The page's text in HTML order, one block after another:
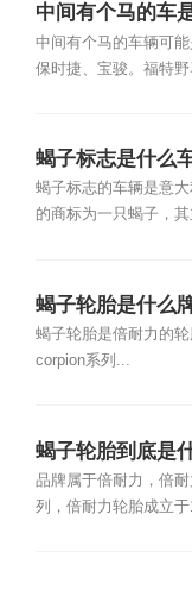
中间有个马的车
中间有个马的车辆可能
保时捷、宝骏。福特野
蝎子标志是什么
蝎子标志的车辆是意
的商标为一只蝎子，
蝎子轮胎是什么
蝎子轮胎是倍耐力的
corpion系列...
蝎子轮胎到底是
品牌属于倍耐力，倍
列，倍耐力轮胎成立